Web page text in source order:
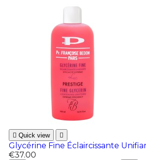
 Quick view 
Glycérine Fine Éclaircissante
€37.00